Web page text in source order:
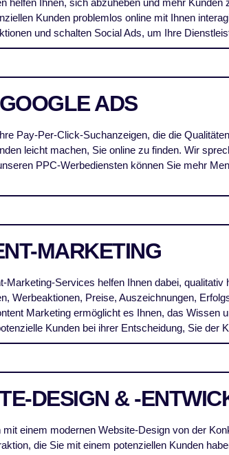
helfen Ihnen, sich abzuheben und mehr
Kunden problemlos online mit Ihnen
und schalten Social Ads, um Ihre
ADS
Pay-Per-Click-Suchanzeigen, die die
leicht machen, Sie online zu finden. Wir
PPC-Werbediensten können Sie mehr
MARKETING
Marketing-Services helfen Ihnen dabei,
Werbeaktionen, Preise, Auszeichnungen,
Marketing ermöglicht es Ihnen, das Wissen
Kunden bei ihrer Entscheidung, Sie der
DESIGN & -
mit einem modernen Website-Design von der
die Sie mit einem potenziellen Kunden